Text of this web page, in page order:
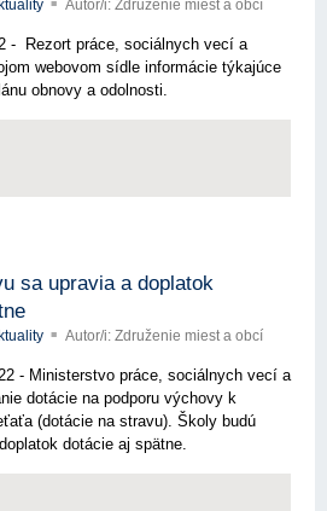
Autor/i: Združenie miest a obcí
- Rezort práce, sociálnych vecí a
webovom sídle informácie týkajúce
obnovy a odolnosti.
sa upravia a doplatok
Autor/i: Združenie miest a obcí
- Ministerstvo práce, sociálnych vecí a
dotácie na podporu výchovy k
(dotácie na stravu). Školy budú
dotácie aj spätne.